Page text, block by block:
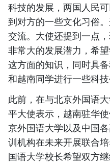
科技的发展，两国人民
到对方的一些文化习俗
交流。大使还提到一点
非常大的发展潜力，希
这方面的知识，同时具
和越南同学进行一些科技
此前，在与北京外国语
平大使表示，越南驻华
京外国语大学以及中国
训机构在未来开展联合
国语大学校长希望双方